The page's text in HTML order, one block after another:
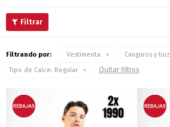
Filtrando por: Vestimenta
Canguros y
Tipo de Calce: Regular Quitar filtros